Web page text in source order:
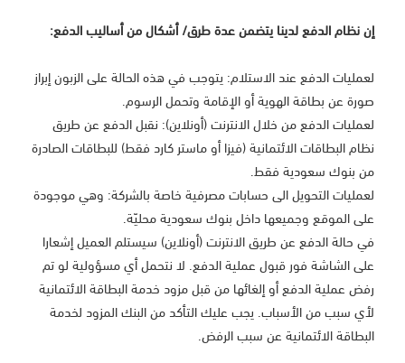
إن نظام الدفع لدينا يتضمن عدة طرق/ أشكال من أساليب الدفع:
لعمليات الدفع عند الاستلام: يتوجب في هذه الحالة على الزبون إبراز
صورة عن بطاقة الهوية أو الإقامة وتحمل الرسوم.
لعمليات الدفع من خلال الانترنت (أونلاين): نقبل الدفع عن طريق
نظام البطاقات الائتمانية (فيزا أو ماستر كارد فقط) للبطاقات الصادرة
من بنوك سعودية فقط.
لعمليات التحويل الى حسابات مصرفية خاصة بالشركة: وهي موجودة
على الموقع وجميعها داخل بنوك سعودية محليّة.
في حالة الدفع عن طريق الانترنت (أونلاين) سيستلم العميل إشعارا
على الشاشة فور قبول عملية الدفع. لا نتحمل أي مسؤولية لو تم
رفض عملية الدفع أو إلغائها من قبل مزود خدمة البطاقة الائتمانية
لأي سبب من الأسباب. يجب عليك التأكد من البنك المزود لخدمة
البطاقة الائتمانية عن سبب الرفض.